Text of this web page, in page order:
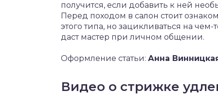
получится, если добавить к ней
Перед походом в салон стоит
этого типа, но зацикливаться на
даст мастер при личном общении.
Оформление статьи: Анна
Видео о стрижке